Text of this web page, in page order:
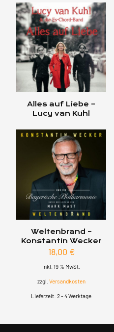
Alles auf Liebe –
Lucy van Kuhl
Weltenbrand –
Konstantin Wecker
18,00 €
inkl. 19 % MwSt.
zzgl. Versandkosten
Lieferzeit:2 - 4 Werktage